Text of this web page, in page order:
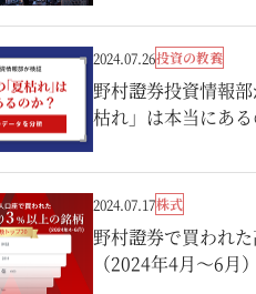
2024.07.26投資の教養
野村證券投資情報
枯れ」は本当にある
2024.07.17株式
野村證券で買われ
（2024年4月～6月）